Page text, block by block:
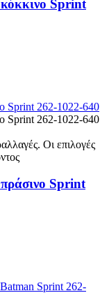
Sprint
Οι επιλογές
Sprint